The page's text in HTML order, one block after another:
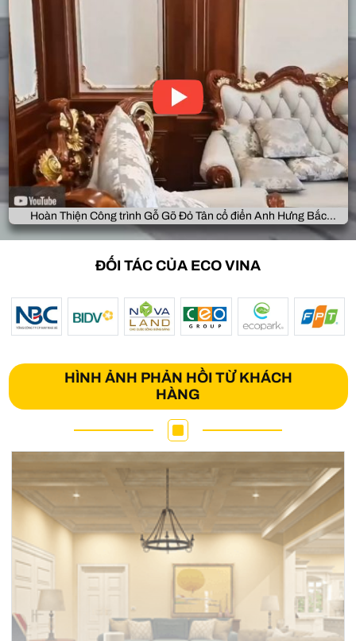
Hoàn Thiện Công trình Gỗ Gõ Đỏ Tân cổ điển Anh Hưng Bắc
Giang
ĐỐI TÁC CỦA ECO VINA
HÌNH ẢNH PHẢN HỒI TỪ KHÁCH
HÀNG